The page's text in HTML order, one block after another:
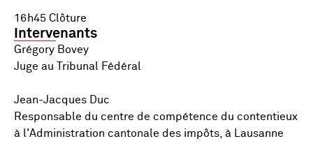
16h45 Clôture
Intervenants
Grégory Bovey
Juge au Tribunal Fédéral
Jean-Jacques Duc
Responsable du centre de compétence du contentieux
à l'Administration cantonale des impôts, à Lausanne